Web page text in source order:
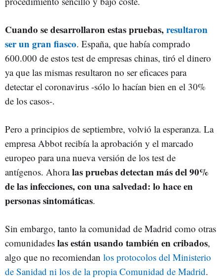
Cuando se desarrollaron estas pruebas,resultaron
ser un gran fiasco. España, que había comprado
600.000 de estos test de empresas chinas, tiró el dinero
ya que las mismas resultaron no ser eficaces para
detectar el coronavirus -sólo lo hacían bien en el 30%
de los casos-.
Pero a principios de septiembre, volvió la esperanza. La
empresa Abbot recibía la aprobación y el marcado
europeo para una nueva versión de los test de
antígenos. Ahoralas pruebas detectan más del 90%
de las infecciones, con una salvedad: lo hace en
personas sintomáticas.
Sin embargo, tanto la comunidad de Madrid como otras
comunidades las están usando también en cribados,
algo que no recomiendan los protocolos del Ministerio
de Sanidad ni los de la propia Comunidad de Madrid.